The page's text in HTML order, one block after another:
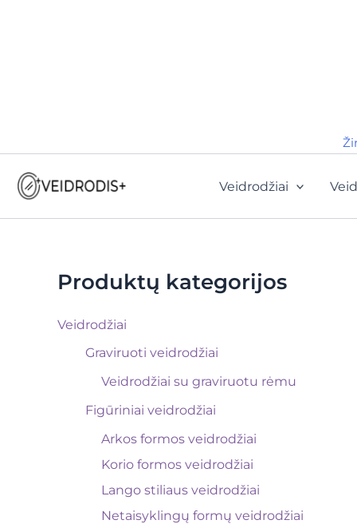
Veidrodžiai
Produktų kategorijos
Veidrodžiai
Graviruoti veidrodžiai
Veidrodžiai su graviruotu rėmu
Figūriniai veidrodžiai
Arkos formos veidrodžiai
Korio formos veidrodžiai
Lango stiliaus veidrodžiai
Netaisyklingų formų veidrodžiai